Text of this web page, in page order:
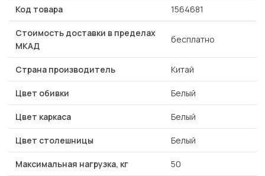
Код товара 1564681
Стоимость доставки в пределах
МКАД
бесплатно
Страна производитель Китай
Цвет обивки Белый
Цвет каркаса Белый
Цвет столешницы Белый
Максимальная нагрузка, кг 50